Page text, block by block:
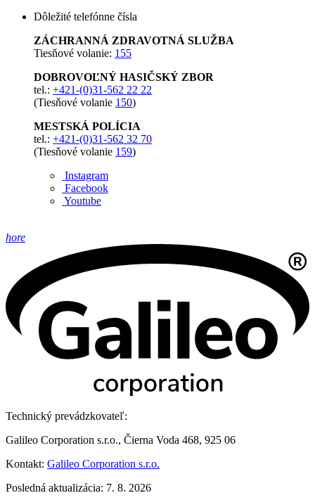
Dôležité telefónne čísla
ZÁCHRANNÁ ZDRAVOTNÁ SLUŽBA
Tiesňové volanie: 155
DOBROVOĽNÝ HASIČSKÝ ZBOR
tel.: +421-(0)31-562 22 22
(Tiesňové volanie 150)
MESTSKÁ POLÍCIA
tel.: +421-(0)31-562 32 70
(Tiesňové volanie 159)
Instagram
Facebook
Youtube
hore
Technický prevádzkovateľ:
Galileo Corporation s.r.o., Čierna Voda 468, 925 06
Kontakt: Galileo Corporation s.r.o.
Posledná aktualizácia: 7. 8. 2026